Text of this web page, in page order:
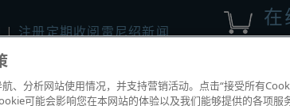
|注册定期收阅雷尼绍新闻
在
Renishaw plc。版权所有。
|法务与合规|辅助功能|隐私|Cookie指南
、分析网站使用情况，并支持营销活动。点击“接受所有
可能会影响您在本网站的体验以及我们能够提供的各项服